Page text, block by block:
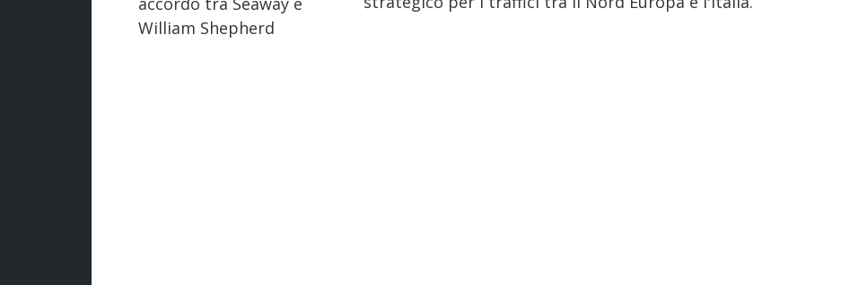
William Shepherd